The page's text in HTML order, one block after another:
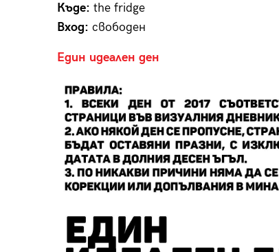
Къде: the fridge
Вход: свободен
Един идеален ден